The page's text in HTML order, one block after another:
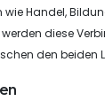
Handel,
diese
den beiden